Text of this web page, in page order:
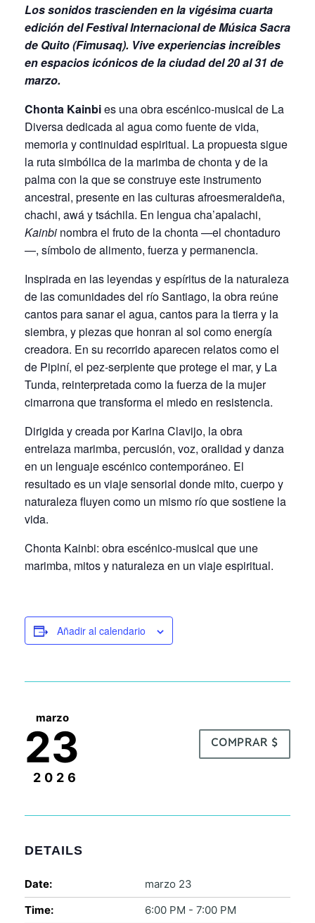
Los sonidos trascienden en la vigésima cuarta
edición del Festival Internacional de Música Sacra
de Quito (Fimusaq). Vive experiencias increíbles
en espacios icónicos de la ciudad del 20 al 31 de
marzo.
Chonta Kainbies una obra escénico-musical de La
Diversa dedicada al agua como fuente de vida,
memoria y continuidad espiritual. La propuesta sigue
la ruta simbólica de la marimba de chonta y de la
palma con la que se construye este instrumento
ancestral, presente en las culturas afroesmeraldeña,
chachi, awá y tsáchila. En lengua cha’apalachi,
Kainbi nombra el fruto de la chonta —el chontaduro
—, símbolo de alimento, fuerza y permanencia.
Inspirada en las leyendas y espíritus de la naturaleza
de las comunidades del río Santiago, la obra reúne
cantos para sanar el agua, cantos para la tierra y la
siembra, y piezas que honran al sol como energía
creadora. En su recorrido aparecen relatos como el
de Pipiní, el pez-serpiente que protege el mar, y La
Tunda, reinterpretada como la fuerza de la mujer
cimarrona que transforma el miedo en resistencia.
Dirigida y creada por Karina Clavijo, la obra
entrelaza marimba, percusión, voz, oralidad y danza
en un lenguaje escénico contemporáneo. El
resultado es un viaje sensorial donde mito, cuerpo y
naturaleza fluyen como un mismo río que sostiene la
vida.
Chonta Kainbi: obra escénico-musical que une
marimba, mitos y naturaleza en un viaje espiritual.
Añadir al calendario
marzo
23
2026
COMPRAR $
DETAILS
Date:
marzo 23
Time:
6:00 PM - 7:00 PM